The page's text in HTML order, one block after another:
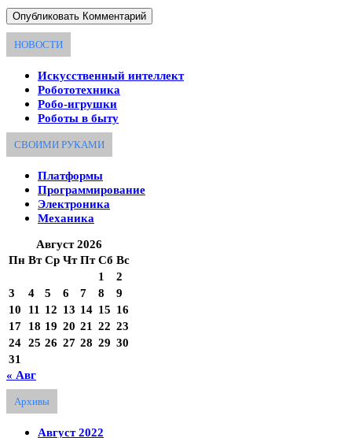
НОВОСТИ
Искусственный интеллект
Робототехника
Робо-игрушки
Роботы в быту
СВОИМИ РУКАМИ
Платформы
Программирование
Электроника
Механика
Август 2026
Пн Вт Ср Чт Пт Сб Вс
1
2
3
4 5 6 7 8
9
10
11 12 13 14 15 16
17
18 19 20 21 22 23
24 25 26 27 28 29 30
31
« Авг
Архивы
Август 2022